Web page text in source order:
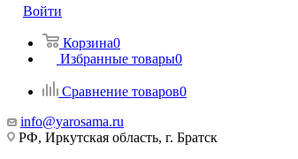
Войти
Корзина0
Избранные товары0
Сравнение товаров0
info@yarosama.ru
РФ, Иркутская область, г. Братск